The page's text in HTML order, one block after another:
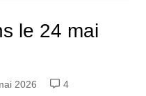
le 24 mai
2026
4